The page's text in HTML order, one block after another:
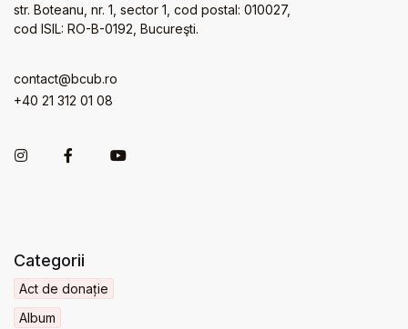
str. Boteanu, nr. 1, sector 1, cod postal: 010027,
cod ISIL: RO-B-0192, Bucureşti.
contact@bcub.ro
+40 21 312 01 08
Categorii
Act de donație
Album